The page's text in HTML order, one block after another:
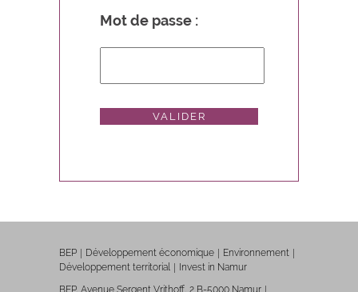
Mot de passe :
BEP Développement économique
Environnement
Développement territorial
Invest in Namur
BEP, Avenue Sergent Vrithoff, 2 B-5000 Namur